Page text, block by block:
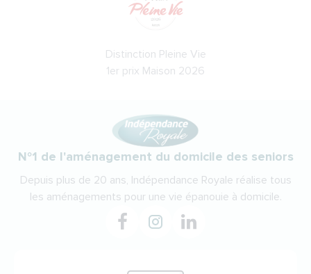
Distinction Pleine Vie
1er prix Maison 2026
N°1 de l'aménagement du domicile des seniors
Depuis plus de 20 ans, Indépendance Royale réalise tous
les aménagements pour une vie épanouie à domicile.